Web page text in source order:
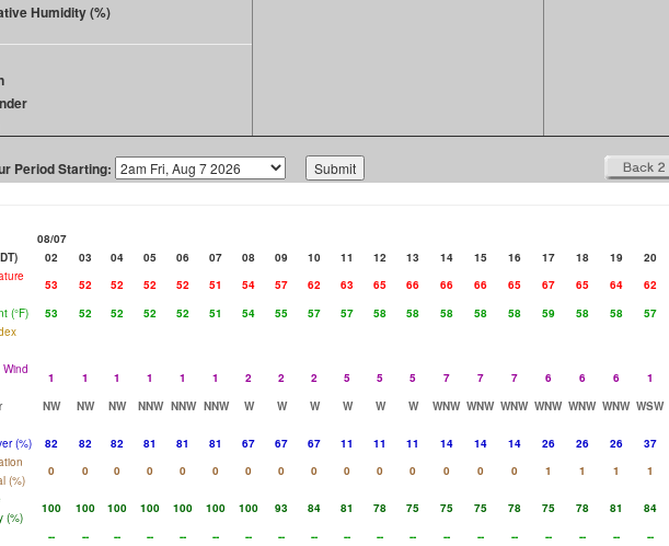
Humidity (%)
Period Starting:
08/07
02 03 04 05 06 07 08 09 10 11 12 13 14 15 16 17 18 19 20
53 52 52 52 52 51 54 57 62 63 65 66 66 66 65 67 65 64 62
(°F)
53 52 52 52 52 51 54 55 57 57 58 58 58 58 58 59 58 58 57
1 1 1 1 1 1 2 2 2 5 5 5 7 7 7 6 6 6 1
NW NW NW NNW NNW NNW W W W W W W WNW WNW WNW WNW WNW WNW WSW
(%)
82 82 82 81 81 81 67 67 67 11 11 11 14 14 14 26 26 26 37
(%)
0 0 0 0 0 0 0 0 0 0 0 0 0 0 0 1 1 1 1
(%)
100 100 100 100 100 100 100 93 84 81 78 75 75 75 78 75 78 81 84
-- -- -- -- -- -- -- -- -- -- -- -- -- -- -- -- -- -- --